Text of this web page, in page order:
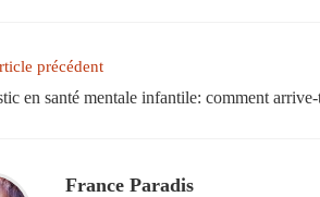
précédent
en santé mentale infantile: comment
France Paradis